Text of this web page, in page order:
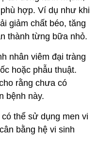
hợp. Ví dụ như khi
giảm chất béo, tăng
thành từng bữa nhỏ.
nhân viêm đại tràng
hoặc phẫu thuật.
rằng chưa có
bệnh này.
thể sử dụng men vi
bằng hệ vi sinh